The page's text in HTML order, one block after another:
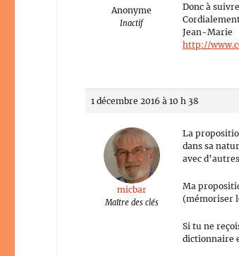
Anonyme
Inactif
Donc à
Jean-Marie
http://
1 décembre 2016 à 10 h 38
micbar
Maître des clés
La
dans sa
avec
Ma
(mémoriser
Si tu ne
dictionnaire